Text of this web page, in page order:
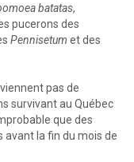
batatas,
pucerons des
Pennisetum et des
pas de
survivant au Québec
que des
avant la fin du mois de